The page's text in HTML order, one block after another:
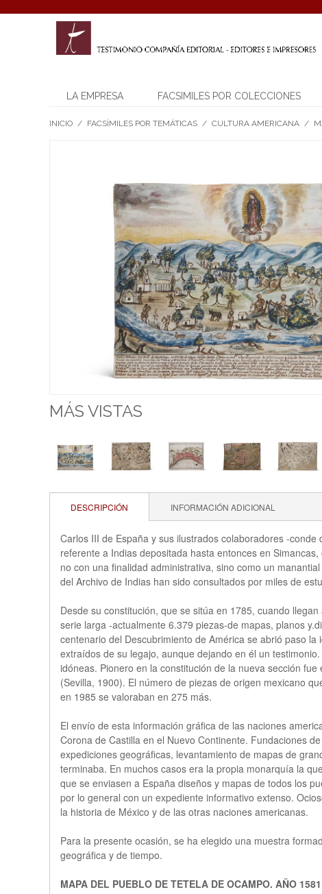
LA EMPRESA FACSIMILES POR COLECCIONES
INICIO / FACSÍMILES POR TEMÁTICAS / CULTURA AMERICANA /
MÁS VISTAS
DESCRIPCIÓN INFORMACIÓN ADICIONAL
Carlos III de España y sus ilustrados colaboradores -
referente a Indias depositada hasta entonces en
no con una finalidad administrativa, sino como un
del Archivo de Indias han sido consultados por miles de
Desde su constitución, que se sitúa en 1785, cuando
serie larga -actualmente 6.379 piezas-de mapas, planos
centenario del Descubrimiento de América se abrió paso
extraídos de su legajo, aunque dejando en él un
idóneas. Pionero en la constitución de la nueva sección
(Sevilla, 1900). El número de piezas de origen mexicano
en 1985 se valoraban en 275 más.
El envío de esta información gráfica de las naciones
Corona de Castilla en el Nuevo Continente. Fundaciones
expediciones geográficas, levantamiento de mapas de
terminaba. En muchos casos era la propia monarquía la
que se enviasen a España diseños y mapas de todos los
por lo general con un expediente informativo extenso.
la historia de México y de las otras naciones americanas.
Para la presente ocasión, se ha elegido una muestra
geográfica y de tiempo.
MAPA DEL PUEBLO DE TETELA DE OCAMPO. AÑO 1581